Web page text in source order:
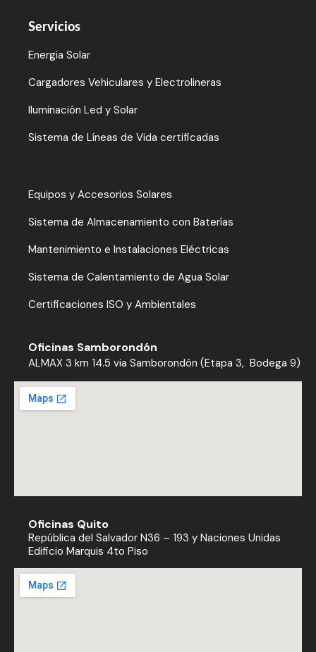
Servicios
Energia Solar
Cargadores Vehiculares y Electrolineras
Iluminación Led y Solar
Sistema de Líneas de Vida certificadas
Equipos y Accesorios Solares
Sistema de Almacenamiento con Baterías
Mantenimiento e Instalaciones Eléctricas
Sistema de Calentamiento de Agua Solar
Certificaciones ISO y Ambientales
Oficinas Samborondón
ALMAX 3 km 14.5 via Samborondón (Etapa 3, Bodega 9)
Oficinas Quito
República del Salvador N36 – 193 y Naciones Unidas
Edificio Marquis 4to Piso